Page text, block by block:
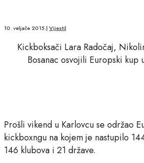
10. veljače 2015.| Vijesti|
Kickboksači Lara Radočaj,
Bosanac osvojili Europski kup
Prošli vikend u Karlovcu se održao
kickboxngu na kojem je nastupilo
146 klubova i 21 države.